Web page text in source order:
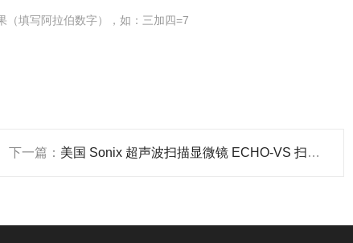
（填写阿拉伯数字），如：三加四=7
下一篇： 美国 Sonix 超声波扫描显微镜 ECHO-VS 扫描速度2.5倍 产品关键词:超声波echo;echo超声波;echo扫描;vs扫描